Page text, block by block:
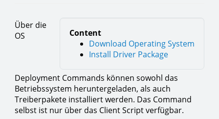
Content
Download Operating System
Install Driver Package
Über die
OS
Deployment Commands können sowohl das
Betriebssystem heruntergeladen, als auch
Treiberpakete installiert werden. Das Command
selbst ist nur über das Client Script verfügbar.